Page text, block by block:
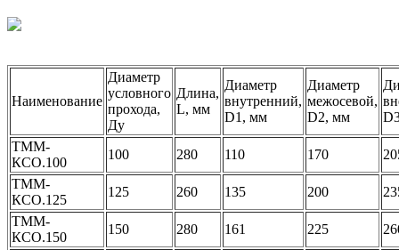
Наименование
Диаметр
условного
прохода,
Ду
Длина,
L, мм
Диаметр
внутренний,
D1, мм
Диаметр
межосевой,
D2, мм
ТММ-
КСО.100
100 280 110 170
ТММ-
КСО.125
125 260 135 200
ТММ-
КСО.150
150 280 161 225